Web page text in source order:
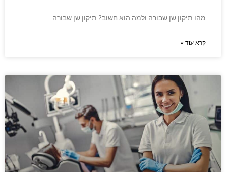
מהו תיקון שן שבורה ולמה הוא חשוב? תיקון שן שבורה
קרא עוד »